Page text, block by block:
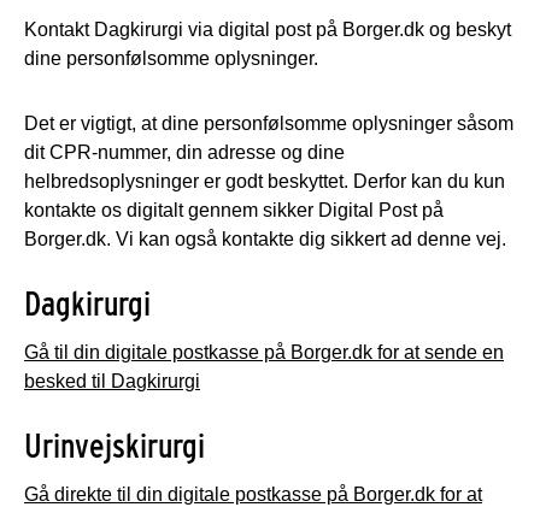
Kontakt Dagkirurgi via digital post på Borger.dk og beskyt
dine personfølsomme oplysninger.
Det er vigtigt, at dine personfølsomme oplysninger såsom
dit CPR-nummer, din adresse og dine
helbredsoplysninger er godt beskyttet. Derfor kan du kun
kontakte os digitalt gennem sikker Digital Post på
Borger.dk. Vi kan også kontakte dig sikkert ad denne vej.
Dagkirurgi
Gå til din digitale postkasse på Borger.dk for at sende en
besked til Dagkirurgi
Urinvejskirurgi
Gå direkte til din digitale postkasse på Borger.dk for at